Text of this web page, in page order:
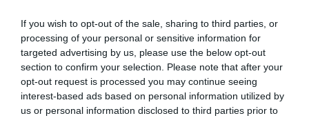
If you wish to opt-out of the sale, sharing to third parties, or
processing of your personal or sensitive information for
targeted advertising by us, please use the below opt-out
section to confirm your selection. Please note that after your
opt-out request is processed you may continue seeing
interest-based ads based on personal information utilized by
us or personal information disclosed to third parties prior to
Fernández también ha defendido el papel que ha
jugado la institución que preside en el análisis de
la OPA, y ha remarcado que es “incorrecto” decir
que no se haya escuchado a más de70
asociaciones, ya que lo que se hizo fue no